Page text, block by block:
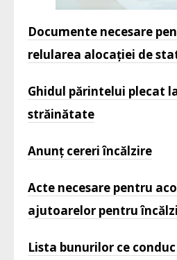
Documente necesare
relularea alocației de
Ghidul părintelui plecat
străinătate
Anunț cereri încălzire
Acte necesare pentru
ajutoarelor pentru
Lista bunurilor ce